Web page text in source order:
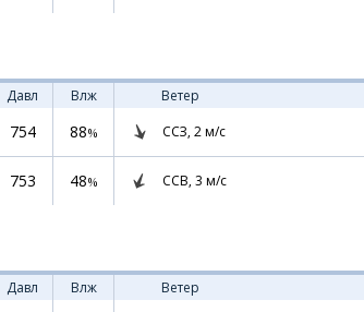
Давл Влж
Ветер
754 88% ССЗ, 2м/с
753 48% ССВ, 3 м/с
Давл Влж
Ветер